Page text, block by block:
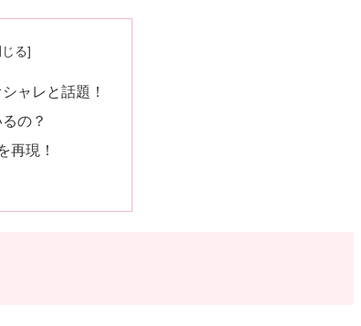
ャレと話題！
の？
再現！